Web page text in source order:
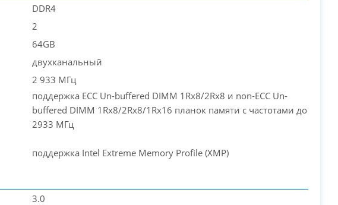
DDR4
2
64GB
двухканальный
2 933 МГц
поддержка ECC Un-buffered DIMM 1Rx8/2Rx8 и non-ECC Un-
buffered DIMM 1Rx8/2Rx8/1Rx16 планок памяти с частотами до
2933 МГц
поддержка Intel Extreme Memory Profile (XMP)
3.0